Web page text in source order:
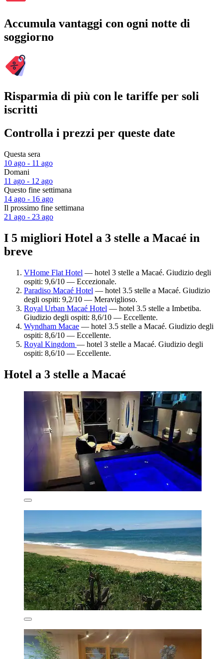
Accumula vantaggi con ogni notte di
soggiorno
Risparmia di più con le tariffe per soli
iscritti
Controlla i prezzi per queste date
Questa sera
10 ago - 11 ago
Domani
11 ago - 12 ago
Questo fine settimana
14 ago - 16 ago
Il prossimo fine settimana
21 ago - 23 ago
I 5 migliori Hotel a 3 stelle a Macaé in
breve
VHome Flat Hotel — hotel 3 stelle a Macaé. Giudizio degli
ospiti: 9,6/10 — Eccezionale.
Paradiso Macaé Hotel — hotel 3.5 stelle a Macaé. Giudizio
degli ospiti: 9,2/10 — Meraviglioso.
Royal Urban Macaé Hotel — hotel 3.5 stelle a Imbetiba.
Giudizio degli ospiti: 8,6/10 — Eccellente.
Wyndham Macae — hotel 3.5 stelle a Macaé. Giudizio degli
ospiti: 8,6/10 — Eccellente.
Royal Kingdom — hotel 3 stelle a Macaé. Giudizio degli
ospiti: 8,6/10 — Eccellente.
Hotel a 3 stelle a Macaé